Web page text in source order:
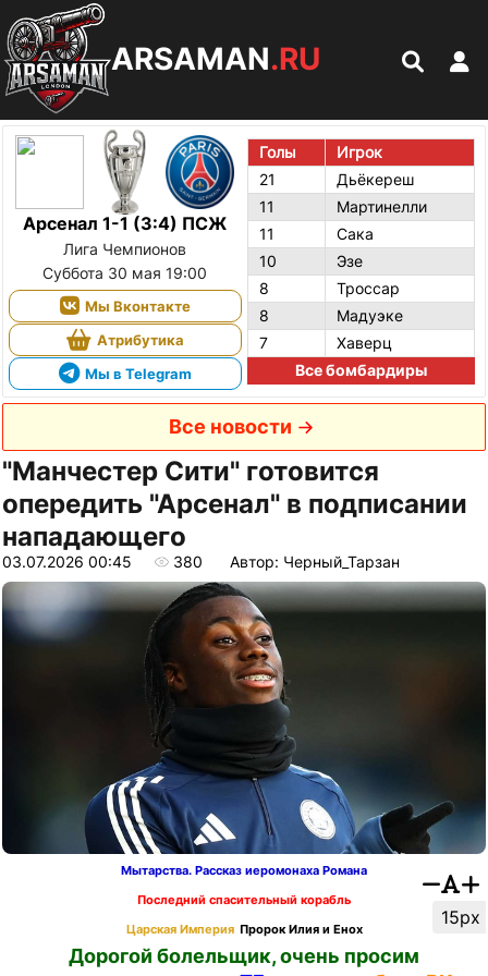
ARSAMAN.RU
Арсенал 1-1 (3:4) ПСЖ
Лига Чемпионов
Суббота 30 мая 19:00
Мы Вконтакте
Атрибутика
Мы в Telegram
Голы
Игрок
21
Дьёкереш
11
Мартинелли
11
Сака
10
Эзе
8
Троссар
8
Мадуэке
7
Хаверц
Все бомбардиры
Все новости
"Манчестер Сити" готовится
опередить "Арсенал" в подписании
нападающего
03.07.2026 00:45 380 Автор: Черный_Тарзан
15px
Мытарства. Рассказ иеромонаха Романа
Последний спасительный корабль
Царская Империя Пророк Илия и Енох
Дорогой болельщик, очень просим